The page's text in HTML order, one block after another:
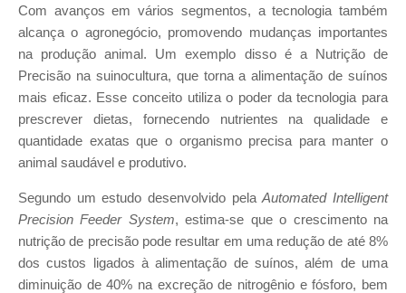
Com avanços em vários segmentos, a tecnologia também
alcança o agronegócio, promovendo mudanças importantes
na produção animal. Um exemplo disso é a Nutrição de
Precisão na suinocultura, que torna a alimentação de suínos
mais eficaz. Esse conceito utiliza o poder da tecnologia para
prescrever dietas, fornecendo nutrientes na qualidade e
quantidade exatas que o organismo precisa para manter o
animal saudável e produtivo.
Segundo um estudo desenvolvido pelaAutomated Intelligent
Precision Feeder System, estima-se que o crescimento na
nutrição de precisão pode resultar em uma redução de até 8%
dos custos ligados à alimentação de suínos, além de uma
diminuição de 40% na excreção de nitrogênio e fósforo, bem